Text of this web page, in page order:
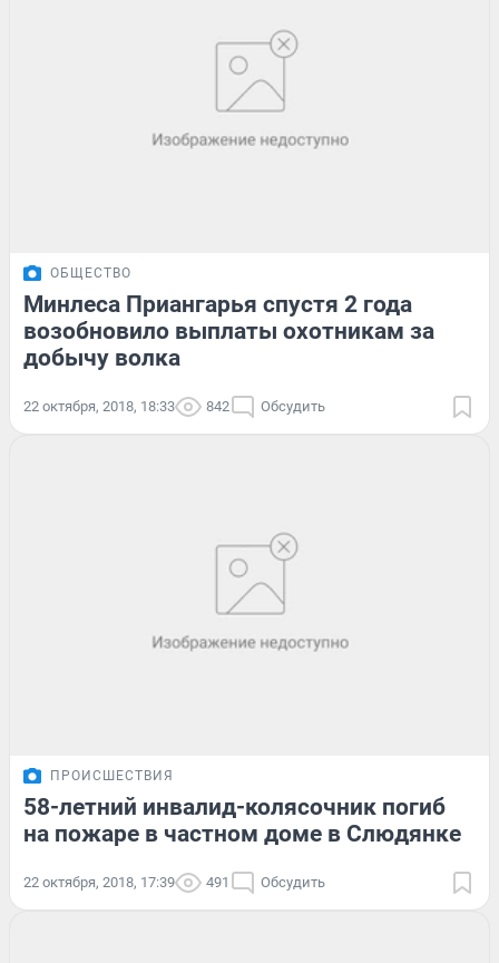
ОБЩЕСТВО
Минлеса Приангарья спустя 2 года
возобновило выплаты охотникам за
добычу волка
22 октября, 2018, 18:33 842 Обсудить
ПРОИСШЕСТВИЯ
58-летний инвалид-колясочник погиб
на пожаре в частном доме в Слюдянке
22 октября, 2018, 17:39 491 Обсудить